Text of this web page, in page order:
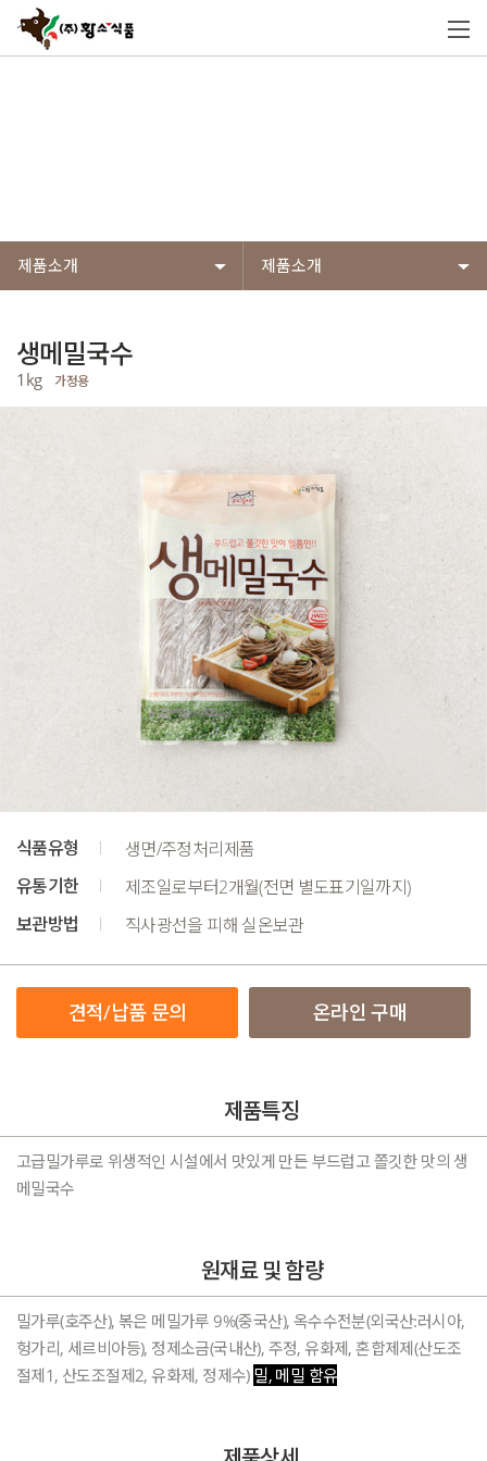
제품소개 제품소개
생메밀국수
1kg 가정용
식품유형
생면/주정처리제품
유통기한
제조일로부터2개월(전면 별도표기일까지)
보관방법
직사광선을 피해 실온보관
견적/납품 문의 온라인 구매
제품특징
고급밀가루로 위생적인 시설에서 맛있게 만든 부드럽고 쫄깃한 맛의 생
메밀국수
원재료 및 함량
밀가루(호주산), 볶은 메밀가루 9%(중국산), 옥수수전분(외국산:러시아,
헝가리, 세르비아등), 정제소금(국내산), 주정, 유화제, 혼합제제(산도조
절제1, 산도조절제2, 유화제, 정제수) 밀, 메밀 함유